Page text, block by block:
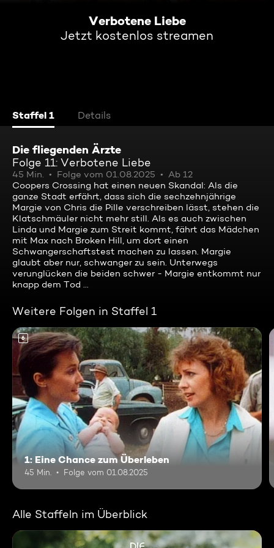
Verbotene Liebe
Jetzt kostenlos streamen
Staffel 1 Details
Die fliegenden Ärzte
Folge 11: Verbotene Liebe
45 Min. Folge vom 01.08.2025
Ab 12
Coopers Crossing hat einen neuen Skandal: Als die
ganze Stadt erfährt, dass sich die sechzehnjährige
Margie von Chris die Pille verschreiben lässt, stehen die
Klatschmäuler nicht mehr still. Als es auch zwischen
Linda und Margie zum Streit kommt, fährt das Mädchen
mit Max nach Broken Hill, um dort einen
Schwangerschaftstest machen zu lassen. Margie
glaubt aber nur, schwanger zu sein. Unterwegs
verunglücken die beiden schwer - Margie entkommt nur
knapp dem Tod ...
Weitere Folgen in Staffel 1
6
1: Eine Chance zum Überleben
45 Min. Folge vom 01.08.2025
Alle Staffeln im Überblick